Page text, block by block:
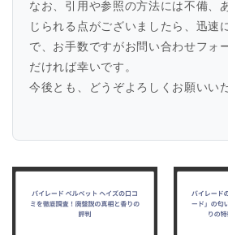
なお、引用や参照の方法には不備、
じられる点がございましたら、迅速
で、お手数ですがお問い合わせフォ
だければ幸いです。
今後とも、どうぞよろしくお願いい